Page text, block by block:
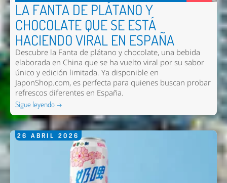
LA FANTA DE PLÁTANO Y
CHOCOLATE QUE SE ESTÁ
HACIENDO VIRAL EN ESPAÑA
Descubre la Fanta de plátano y chocolate, una bebida
elaborada en China que se ha vuelto viral por su sabor
único y edición limitada. Ya disponible en
JaponShop.com, es perfecta para quienes buscan probar
refrescos diferentes en España.
Sigue leyendo →
26 ABRIL 2026